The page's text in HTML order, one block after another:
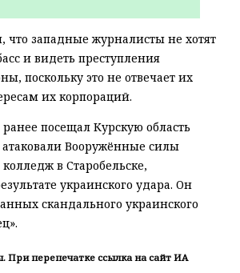
что западные журналисты не хотят
и видеть преступления
поскольку это не отвечает их
их корпораций.
посещал Курскую область
атаковали Вооружённые силы
в Старобельске,
украинского удара. Он
скандального украинского
При перепечатке ссылка на сайт ИА